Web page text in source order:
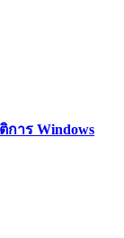
การ Windows